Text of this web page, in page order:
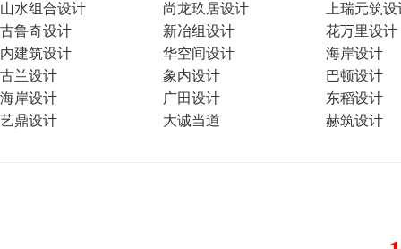
山水组合设计 尚龙玖居设计
上瑞元筑
古鲁奇设计
新冶组设计
花万里设计
内建筑设计
华空间设计
海岸设计
古兰设计
象内设计
巴顿设计
海岸设计
广田设计
东稻设计
艺鼎设计
大诚当道 赫筑设计